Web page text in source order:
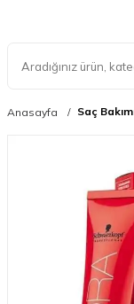
Anasayfa Saç